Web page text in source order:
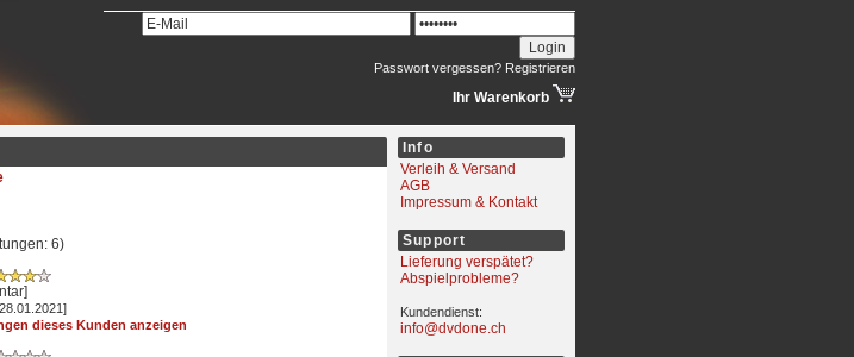
Passwort vergessen? Registrieren
Ihr Warenkorb
6)
dieses Kunden anzeigen
Info
Verleih & Versand
AGB
Impressum & Kontakt
Support
Lieferung verspätet?
Abspielprobleme?
Kundendienst:
info@dvdone.ch